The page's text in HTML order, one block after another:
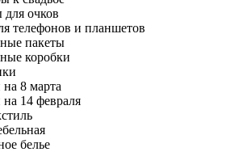
очков
телефонов и планшетов
пакеты
коробки
8 марта
14 февраля
белье